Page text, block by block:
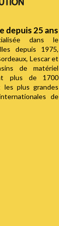
depuis 25 ans
dans le
depuis 1975,
Lescar et
de matériel
plus de 1700
les plus grandes
de